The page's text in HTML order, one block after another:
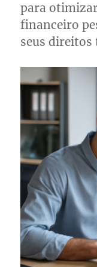
para
financeiro
seus